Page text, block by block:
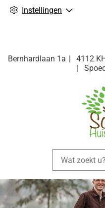
Instellingen
Bernhardlaan 1a 4112